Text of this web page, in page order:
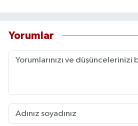
Yorumlar